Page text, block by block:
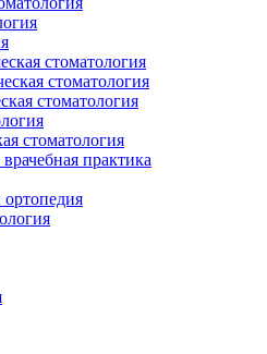
стоматология
стоматология
стоматология
стоматология
практика
ортопедия